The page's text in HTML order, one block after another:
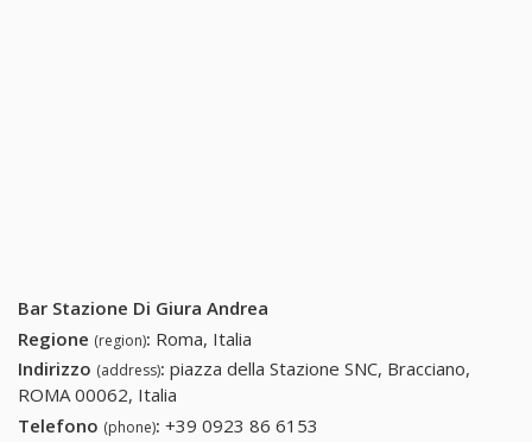
Bar Stazione Di Giura Andrea
Regione (region): Roma, Italia
Indirizzo (address): piazza della Stazione SNC, Bracciano,
ROMA 00062, Italia
Telefono (phone): +39 0923 86 6153